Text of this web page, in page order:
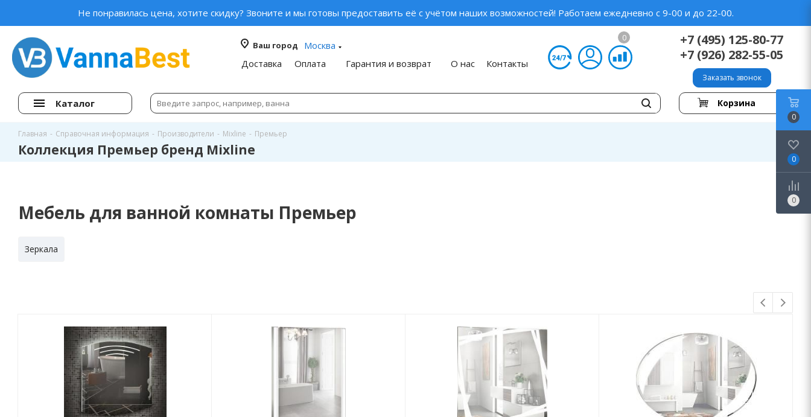
Не понравилась цена, хотите скидку? Звоните и мы готовы предоставить её с учётом наших возможностей! Работаем ежедневно с 9-00 и до 22-00.
Ваш город
Москва
Доставка
Оплата Гарантия и возврат О нас Контакты
0
+7 (495) 125-80-77
+7 (926) 282-55-05
Заказать звонок
Каталог Корзина
Главная - Справочная информация - Производители - Mixline - Премьер
Коллекция Премьер бренд Mixline
Мебель для ванной комнаты Премьер
Зеркала
0
0
0